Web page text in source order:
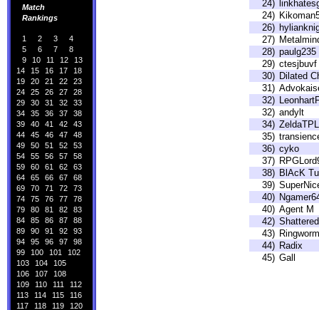
Match
Rankings
1 2 3
4
5
6 7
8
9
10 11 12
13
14
15 16 17
18
19
20 21 22
23
24
25 26 27
28
29
30 31 32
33
34
35 36 37
38
39
40 41 42
43
44
45 46 47
48
49
50 51 52
53
54
55 56 57
58
59
60 61 62
63
64
65 66 67
68
69
70 71 72
73
74
75 76 77
78
79
80 81 82
83
84
85 86 87
88
89
90 91 92
93
94
95 96 97
98
99
100 101
102
103
104
105
106
107
108
109
110 111
112
113
114 115
116
117
118 119
120
24)
24)
26)
27)
28) paulg235
29) ctesjbuvf
30) Dilated
31)
32)
32) andylt
34)
35)
36) cyko
37)
38) BlAcK
39)
40)
40) Agent M
42)
43) Ringworm
44) Radix
45) Gall